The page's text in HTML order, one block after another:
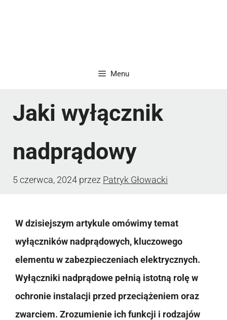
Menu
Jaki wyłącznik
nadprądowy
5 czerwca, 2024 przez Patryk Głowacki
W dzisiejszym artykule omówimy temat
wyłączników nadprądowych, kluczowego
elementu w zabezpieczeniach elektrycznych.
Wyłączniki nadprądowe pełnią istotną rolę w
ochronie instalacji przed przeciążeniem oraz
zwarciem. Zrozumienie ich funkcji i rodzajów